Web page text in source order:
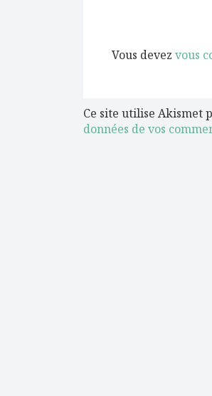
Vous devez vous
Ce site utilise Akismet
données de vos